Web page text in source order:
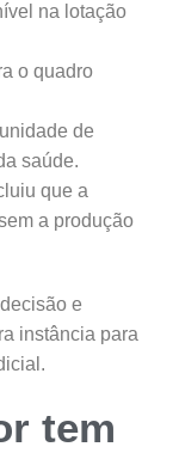
na lotação
o quadro
de
saúde.
que a
a produção
e
instância para
tem